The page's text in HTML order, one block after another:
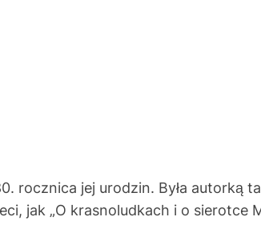
rocznica jej urodzin. Była autorką
jak „O krasnoludkach i o sierotce